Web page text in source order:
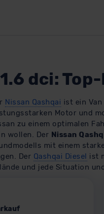
dci:
Nissan Qashqai ist ein
Motor und
zu einem optimalen
wollen. Der Nissan
mit einem
Der Qashqai Diesel ist
und jede Situation